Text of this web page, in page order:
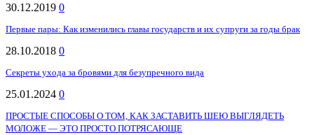
30.12.2019 0
Первые пары: Как изменились главы государств и их супруги за годы брак
28.10.2018 0
Секреты ухода за бровями для безупречного вида
25.01.2024 0
ПРОСТЫЕ СПОСОБЫ О ТОМ, КАК ЗАСТАВИТЬ ШЕЮ ВЫГЛЯДЕТЬ
МОЛОЖЕ — ЭТО ПРОСТО ПОТРЯСАЮЩЕ